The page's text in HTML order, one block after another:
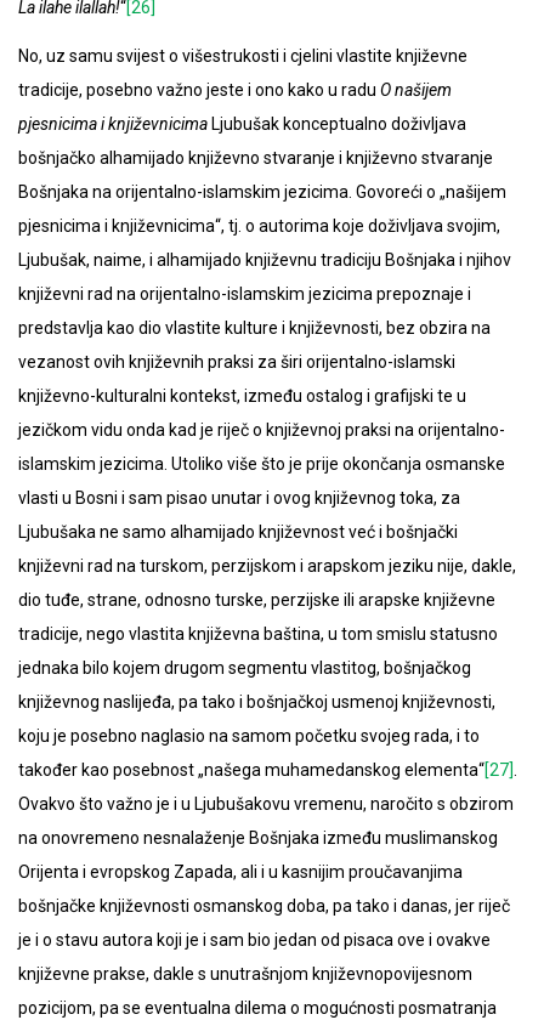
La ilahe ilallah!“[26]
No, uz samu svijest o višestrukosti i cjelini vlastite književne
tradicije, posebno važno jeste i ono kako u radu O našijem
pjesnicima i književnicima Ljubušak konceptualno doživljava
bošnjačko alhamijado književno stvaranje i književno stvaranje
Bošnjaka na orijentalno-islamskim jezicima. Govoreći o „našijem
pjesnicima i književnicima“, tj. o autorima koje doživljava svojim,
Ljubušak, naime, i alhamijado književnu tradiciju Bošnjaka i njihov
književni rad na orijentalno-islamskim jezicima prepoznaje i
predstavlja kao dio vlastite kulture i književnosti, bez obzira na
vezanost ovih književnih praksi za širi orijentalno-islamski
književno-kulturalni kontekst, između ostalog i grafijski te u
jezičkom vidu onda kad je riječ o književnoj praksi na orijentalno-
islamskim jezicima. Utoliko više što je prije okončanja osmanske
vlasti u Bosni i sam pisao unutar i ovog književnog toka, za
Ljubušaka ne samo alhamijado književnost već i bošnjački
književni rad na turskom, perzijskom i arapskom jeziku nije, dakle,
dio tuđe, strane, odnosno turske, perzijske ili arapske književne
tradicije, nego vlastita književna baština, u tom smislu statusno
jednaka bilo kojem drugom segmentu vlastitog, bošnjačkog
književnog naslijeđa, pa tako i bošnjačkoj usmenoj književnosti,
koju je posebno naglasio na samom početku svojeg rada, i to
također kao posebnost „našega muhamedanskog elementa“[27]
Ovakvo što važno je i u Ljubušakovu vremenu, naročito s obzirom
na onovremeno nesnalaženje Bošnjaka između muslimanskog
Orijenta i evropskog Zapada, ali i u kasnijim proučavanjima
bošnjačke književnosti osmanskog doba, pa tako i danas, jer riječ
je i o stavu autora koji je i sam bio jedan od pisaca ove i ovakve
književne prakse, dakle s unutrašnjom književnopovijesnom
pozicijom, pa se eventualna dilema o mogućnosti posmatranja